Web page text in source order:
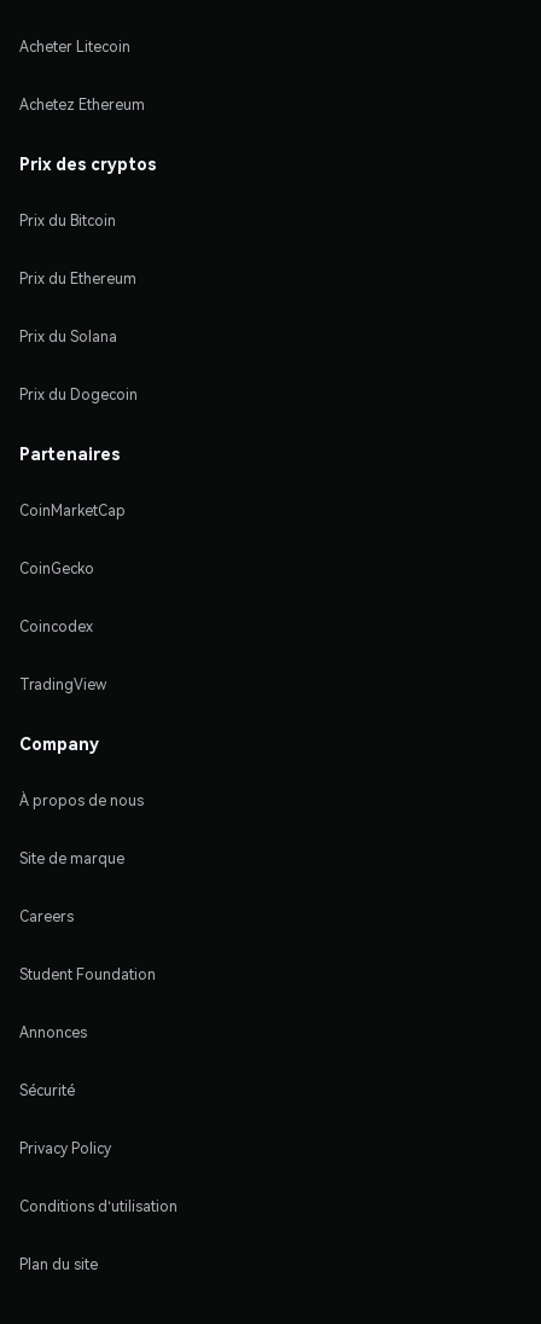
Acheter Litecoin
Achetez Ethereum
Prix des cryptos
Prix du Bitcoin
Prix du Ethereum
Prix du Solana
Prix du Dogecoin
Partenaires
CoinMarketCap
CoinGecko
Coincodex
TradingView
Company
À propos de nous
Site de marque
Careers
Student Foundation
Annonces
Sécurité
Privacy Policy
Conditions d'utilisation
Plan du site